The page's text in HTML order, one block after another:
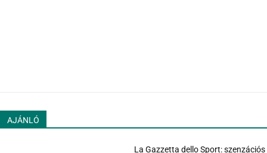
AJÁNLÓ
La Gazzetta dello Sport: